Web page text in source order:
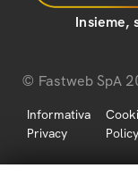
Insieme,
© Fastweb SpA
Informativa
Privacy
Policy